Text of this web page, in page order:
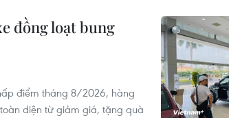
đồng loạt bung
điểm tháng 8/2026, hàng
diện từ giảm giá, tặng quà